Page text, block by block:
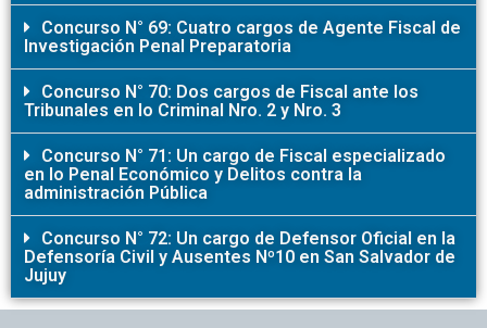
Concurso N° 69: Cuatro cargos de Agente Fiscal de
Investigación Penal Preparatoria
Concurso N° 70: Dos cargos de Fiscal ante los
Tribunales en lo Criminal Nro. 2 y Nro. 3
Concurso N° 71: Un cargo de Fiscal especializado
en lo Penal Económico y Delitos contra la
administración Pública
Concurso N° 72: Un cargo de Defensor Oficial en la
Defensoría Civil y Ausentes Nº10 en San Salvador de
Jujuy